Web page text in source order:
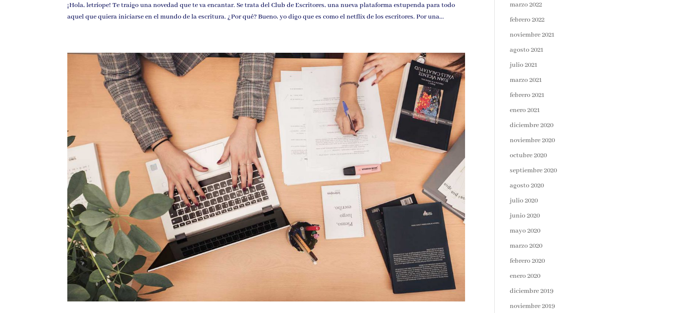
¡Hola, letríope! Te traigo una novedad que te va encantar. Se trata del Club de Escritores, una nueva plataforma estupenda para todo
aquel que quiera iniciarse en el mundo de la escritura. ¿Por qué? Bueno, yo digo que es como el netflix de los escritores. Por una...
marzo 2022
febrero 2022
noviembre 2021
agosto 2021
julio 2021
marzo 2021
febrero 2021
enero 2021
diciembre 2020
noviembre 2020
octubre 2020
septiembre 2020
agosto 2020
julio 2020
junio 2020
mayo 2020
marzo 2020
febrero 2020
enero 2020
diciembre 2019
noviembre 2019